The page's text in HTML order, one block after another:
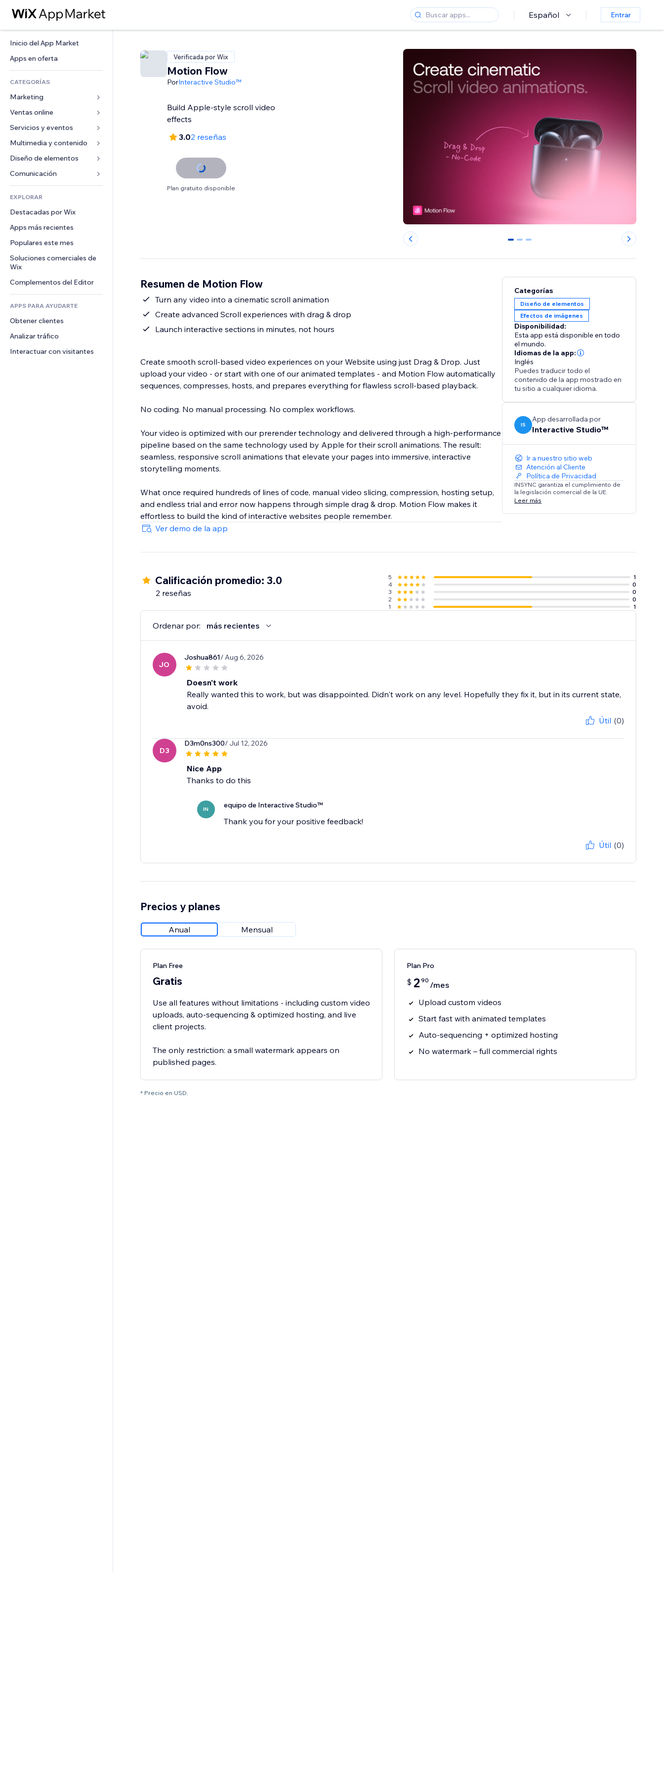
Español Entrar
Inicio del App Market
Apps en oferta
CATEGORÍAS
Marketing
Anuncios
Móvil
Analíticas
Anuncios del sitio
Email
Ventas online
Apps para tiendas
Envíos y entregas
Botones de venta
Contabilidad
Cupones y fidelización
Almacenamiento de mercancía
Crowdfunding
Alimentos y bebidas
Servicios y eventos
Hoteles
Eventos
Restaurantes
Inmobiliarias
Reservas
Multimedia y contenido
Galerías
Música
Pódcast
Fotografía
Video
PDF
Compartir archivos
Noticias
Servicios de contenido
Efectos de texto
Diseño de elementos
Mapas y navegación
Privacidad y seguridad
Reloj
Plantillas para páginas
Efectos de imágenes
Botones y menús
Banners e insignias
Calculadoras
Buscar
Formularios
Encuestas
Chat
Comentarios
Teléfono
Comunidad
Reseñas y testimonios
EXPLORAR
Destacadas por Wix
Apps más recientes
Populares este mes
Soluciones comerciales de
Wix
Complementos del Editor
APPS PARA AYUDARTE
Obtener clientes
Analizar tráfico
Interactuar con visitantes
Verificada por Wix
Motion Flow
PorInteractive Studio™
Build Apple-style scroll video
effects
3.02 reseñas
Plan gratuito disponible
0 1 2
Resumen de Motion Flow
Turn any video into a cinematic scroll animation
Create advanced Scroll experiences with drag & drop
Launch interactive sections in minutes, not hours
Create smooth scroll-based video experiences on your Website using just Drag & Drop. Just
upload your video - or start with one of our animated templates - and Motion Flow automatically
sequences, compresses, hosts, and prepares everything for flawless scroll-based playback.
No coding. No manual processing. No complex workflows.
Your video is optimized with our prerender technology and delivered through a high-performance
pipeline based on the same technology used by Apple for their scroll animations. The result:
seamless, responsive scroll animations that elevate your pages into immersive, interactive
storytelling moments.
What once required hundreds of lines of code, manual video slicing, compression, hosting setup,
and endless trial and error now happens through simple drag & drop. Motion Flow makes it
effortless to build the kind of interactive websites people remember.
Ver demo de la app
Categorías
Diseño de elementos
Efectos de imágenes
Disponibilidad:
Esta app está disponible en todo
el mundo.
Idiomas de la app:
Inglés
Puedes traducir todo el
contenido de la app mostrado en
tu sitio a cualquier idioma.
IS
App desarrollada por
Interactive Studio™
Ir a nuestro sitio web
Atención al Cliente
Política de Privacidad
INSYNC garantiza el cumplimiento de
la legislación comercial de la UE.
Leer más
Calificación promedio: 3.0
2 reseñas
5
1
4
0
3
0
2
0
1
1
Ordenar por: más recientes
JO
Joshua861/ Aug 6, 2026
Doesn't work
Really wanted this to work, but was disappointed. Didn't work on any level. Hopefully they fix it, but in its current state,
avoid.
Útil (0)
D3
D3m0ns300/ Jul 12, 2026
Nice App
Thanks to do this
IN equipo de Interactive Studio™
Thank you for your positive feedback!
Útil (0)
Precios y planes
Anual Mensual
Plan Free
Gratis
Use all features without limitations - including custom video
uploads, auto-sequencing & optimized hosting, and live
client projects.
The only restriction: a small watermark appears on
published pages.
Plan Pro
$ 290 /mes
Upload custom videos
Start fast with animated templates
Auto-sequencing + optimized hosting
No watermark – full commercial rights
* Precio en USD.